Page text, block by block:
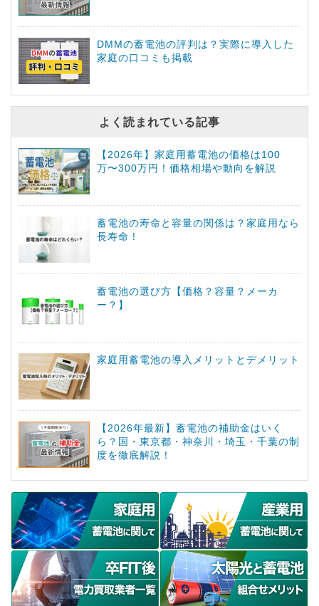
DMMの蓄電池の評判は？実際に導入した
家庭の口コミも掲載
よく読まれている記事
【2026年】家庭用蓄電池の価格は100
万〜300万円！価格相場や動向を解説
蓄電池の寿命と容量の関係は？家庭用なら
長寿命！
蓄電池の選び方【価格？容量？メーカ
ー？】
家庭用蓄電池の導入メリットとデメリット
【2026年最新】蓄電池の補助金はいく
ら？国・東京都・神奈川・埼玉・千葉の制
度を徹底解説！